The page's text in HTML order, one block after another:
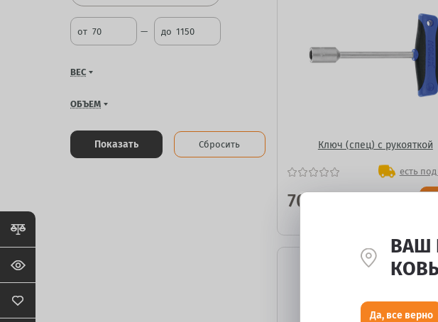
от до
ВЕС
ОБЪЕМ
Показать Сбросить Ключ (спец) с рукояткой
есть
70
ВАШ
Да, все верно